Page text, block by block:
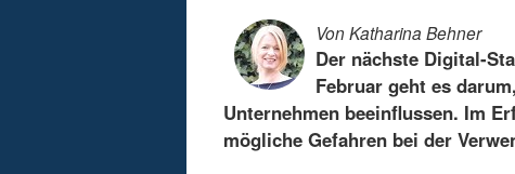
Von Katharina Behner
Der nächste Digital-
Februar geht es
Unternehmen beeinflussen. Im
mögliche Gefahren bei der